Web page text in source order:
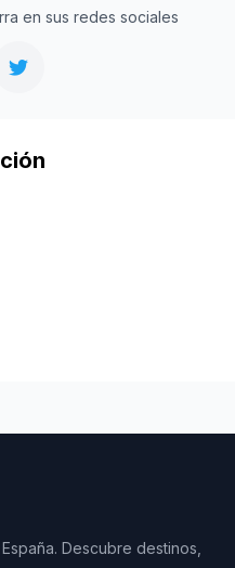
en sus redes sociales
Descubre destinos,